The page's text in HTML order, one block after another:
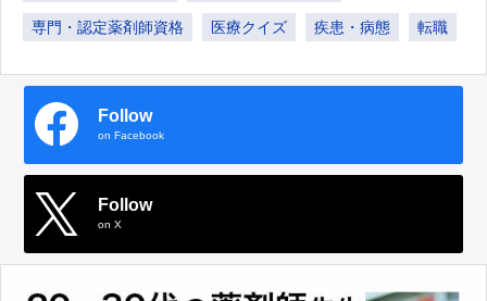
専門・認定薬剤師資格 医療クイズ 疾患・病態 転職
Follow
on Facebook
Follow
on X